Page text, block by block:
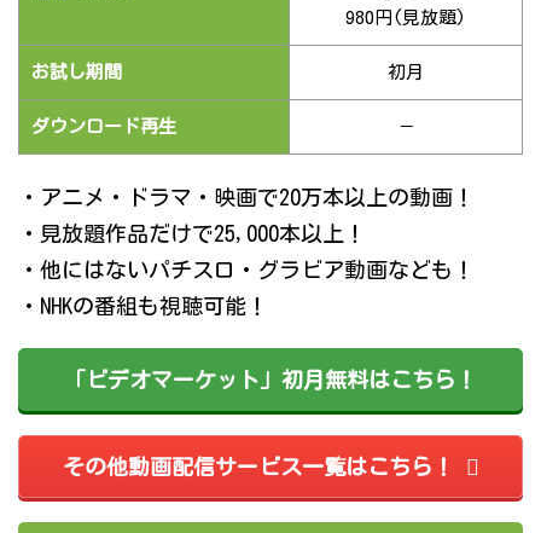
980円(見放題)
お試し期間 初月
ダウンロード再生 －
・アニメ・ドラマ・映画で20万本以上の動画！
・見放題作品だけで25,000本以上！
・他にはないパチスロ・グラビア動画なども！
・NHKの番組も視聴可能！
「ビデオマーケット」初月無料はこちら！
その他動画配信サービス一覧はこちら！